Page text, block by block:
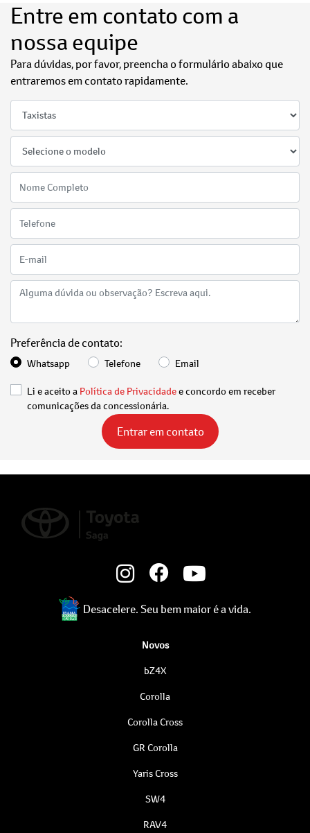
Entre em contato com a
nossa equipe
Para dúvidas, por favor, preencha o formulário abaixo que
entraremos em contato rapidamente.
Preferência de contato:
Whatsapp Telefone Email
Li e aceito a Política de Privacidadee concordo em receber
comunicações da concessionária.
Entrar em contato
Desacelere. Seu bem maior é a vida.
Novos
bZ4X
Corolla
Corolla Cross
GR Corolla
Yaris Cross
SW4
RAV4